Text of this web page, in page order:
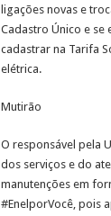
ligações novas e
Cadastro Único e
cadastrar na Tarifa
elétrica.
Mutirão
O responsável pela
dos serviços e do
manutenções em
#EnelporVocê, pois